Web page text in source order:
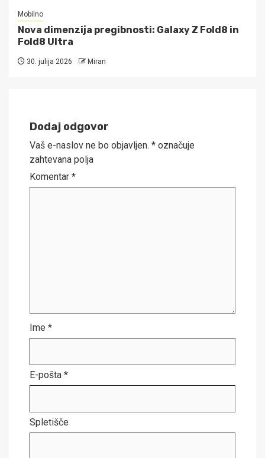
Mobilno
Nova dimenzija pregibnosti: Galaxy Z Fold8 in
Fold8 Ultra
30. julija 2026 Miran
Dodaj odgovor
Vaš e-naslov ne bo objavljen. * označuje
zahtevana polja
Komentar *
Ime *
E-pošta *
Spletišče